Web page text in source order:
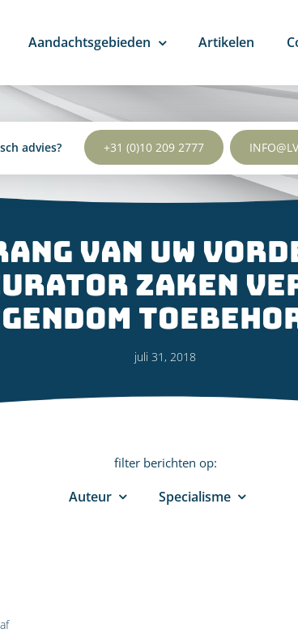
advies? +31 (0)10 209 2777
Aandachtsgebieden Artikelen
van uw
zaken
juli 31, 2018
filter berichten op:
Auteur Specialisme